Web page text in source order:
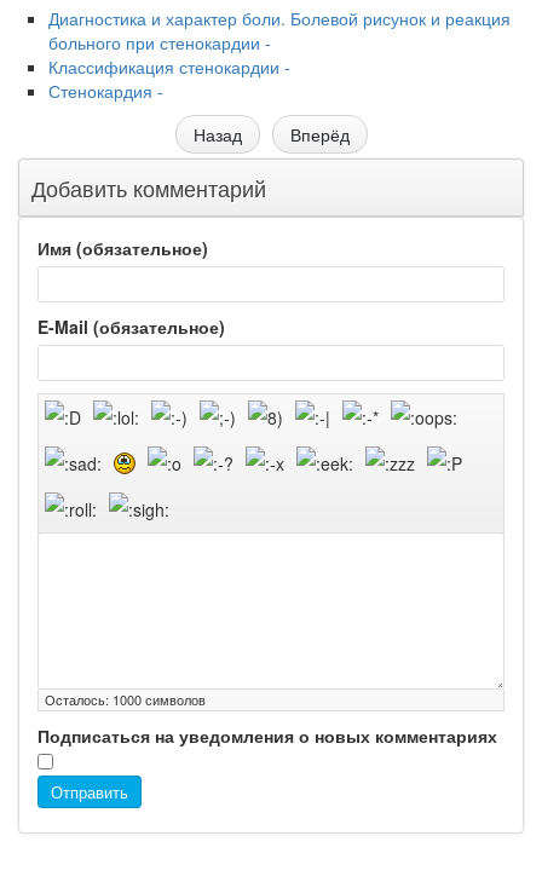
Диагностика и характер боли. Болевой рисунок и реакция
больного при стенокардии -
Классификация стенокардии -
Стенокардия -
Назад
Вперёд
Добавить комментарий
Имя (обязательное)
E-Mail (обязательное)
Осталось: 1000символов
Подписаться на уведомления о новых комментариях
Отправить